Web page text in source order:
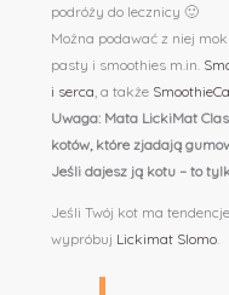
podróży do lecznicy 🙂
Można podawać z niej
pasty i smoothies m.in.
i serca , a także
Uwaga: Mata LickiMat
kotów, które zjadają
Jeśli dajesz ją kotu – to
Jeśli Twój kot ma
wypróbuj Lickimat Slomo